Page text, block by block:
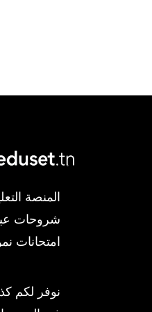
شروحات
امتحانات
نوفر لكم